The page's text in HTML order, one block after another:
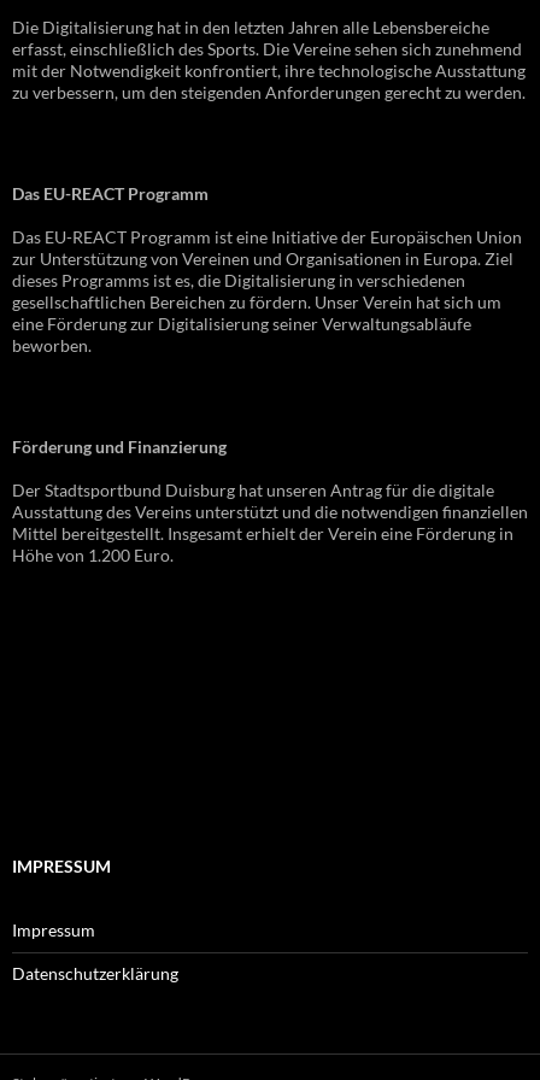
Die Digitalisierung hat in den letzten Jahren alle Lebensbereiche
erfasst, einschließlich des Sports. Die Vereine sehen sich zunehmend
mit der Notwendigkeit konfrontiert, ihre technologische Ausstattung
zu verbessern, um den steigenden Anforderungen gerecht zu werden.
Das EU-REACT Programm
Das EU-REACT Programm ist eine Initiative der Europäischen Union
zur Unterstützung von Vereinen und Organisationen in Europa. Ziel
dieses Programms ist es, die Digitalisierung in verschiedenen
gesellschaftlichen Bereichen zu fördern. Unser Verein hat sich um
eine Förderung zur Digitalisierung seiner Verwaltungsabläufe
beworben.
Förderung und Finanzierung
Der Stadtsportbund Duisburg hat unseren Antrag für die digitale
Ausstattung des Vereins unterstützt und die notwendigen finanziellen
Mittel bereitgestellt. Insgesamt erhielt der Verein eine Förderung in
Höhe von 1.200 Euro.
IMPRESSUM
Impressum
Datenschutzerklärung